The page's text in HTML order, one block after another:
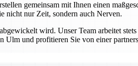
gemeinsam mit Ihnen einen
nicht nur Zeit, sondern auch Nerven.
wird. Unser Team arbeitet
Ulm und profitieren Sie von einer